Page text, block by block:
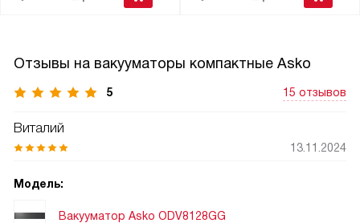
Отзывы на вакууматоры компактные Asko
5 15 отзывов
Виталий
13.11.2024
Модель:
Вакууматор Asko ODV8128GG